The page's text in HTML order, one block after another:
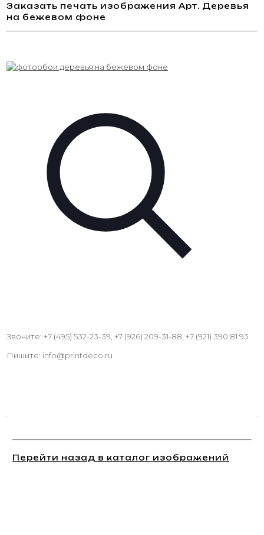
Заказать печать изображения Арт. Деревья
на бежевом фоне
Звоните: +7 (495) 532-23-39, +7 (926) 209-31-88, +7 (921) 390 81 93
Пишите: info@printdeco.ru
Перейти назад в каталог изображений